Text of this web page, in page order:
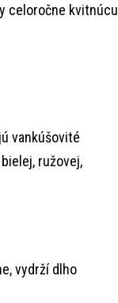
celoročne kvitnúcu
vankúšovité
ružovej,
vydrží dlho